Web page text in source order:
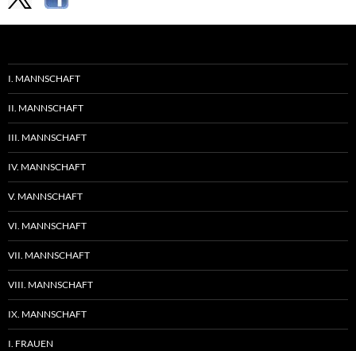
I. MANNSCHAFT
II. MANNSCHAFT
III. MANNSCHAFT
IV. MANNSCHAFT
V. MANNSCHAFT
VI. MANNSCHAFT
VII. MANNSCHAFT
VIII. MANNSCHAFT
IX. MANNSCHAFT
I. FRAUEN